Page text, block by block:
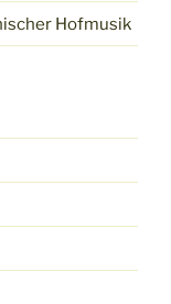
Hofmusik